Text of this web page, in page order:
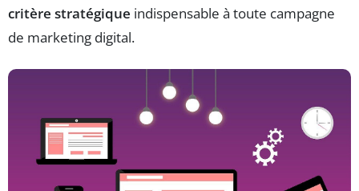
critère stratégique indispensable à toute campagne
de marketing digital.